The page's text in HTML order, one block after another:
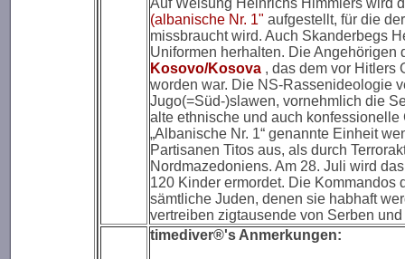
Auf Weisung Heinrichs Himmlers wird
(albanische Nr. 1" aufgestellt, für die
missbraucht wird. Auch Skanderbegs
Uniformen herhalten. Die
Kosovo/Kosova , das dem vor Hitlers
worden war. Die NS-Rassenideologie
Jugo(=Süd-)slawen, vornehmlich die
alte ethnische und auch
„Albanische Nr. 1“ genannte Einheit
Partisanen Titos aus, als durch
Nordmazedoniens. Am 28. Juli wird
120 Kinder ermordet. Die
sämtliche Juden, denen sie habhaft
vertreiben zigtausende von Serben
timediver®'s Anmerkungen: